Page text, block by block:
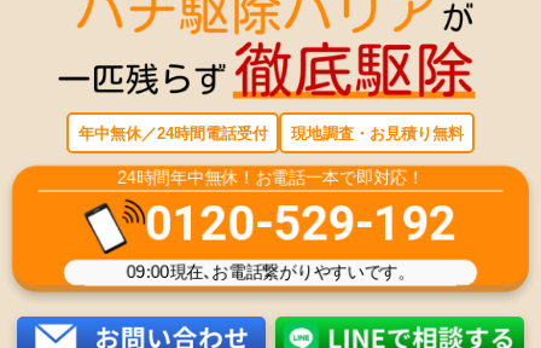
年中無休／24時間電話受付 現地調査・お見積り無料
24時間年中無休！お電話一本で即対応！
0120-529-192
09:00現在､お電話繋がりやすいです。